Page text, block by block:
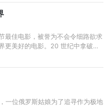
最佳电影，被誉为不会令细路欲求
更美好的电影。20 世纪中拿破仑
一位俄罗斯姑娘为了追寻作为极地